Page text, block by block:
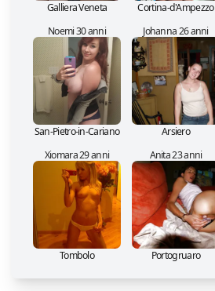
Galliera Veneta Cortina-d'Ampezzo
Noemi 30 anni
San-Pietro-in-Cariano
Johanna 26 anni
Arsiero
Xiomara 29 anni
Tombolo
Anita 23 anni
Portogruaro